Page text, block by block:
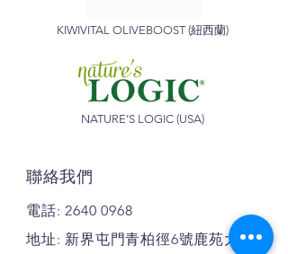
KIWIVITAL OLIVEBOOST (紐西蘭)
NATURE’S LOGIC (USA)
聯絡我們
電話:2640 0968
地址: 新界屯門青柏徑6號鹿苑大廈